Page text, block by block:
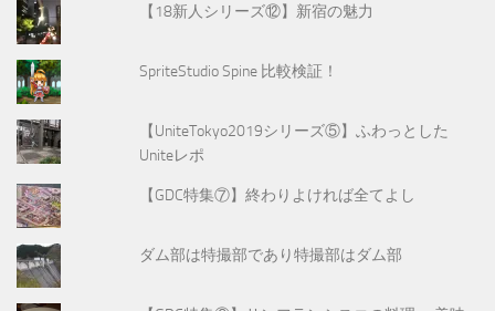
【18新人シリーズ⑫】新宿の魅力
SpriteStudio Spine 比較検証！
【UniteTokyo2019シリーズ⑤】ふわっとした
Uniteレポ
【GDC特集⑦】終わりよければ全てよし
ダム部は特撮部であり特撮部はダム部